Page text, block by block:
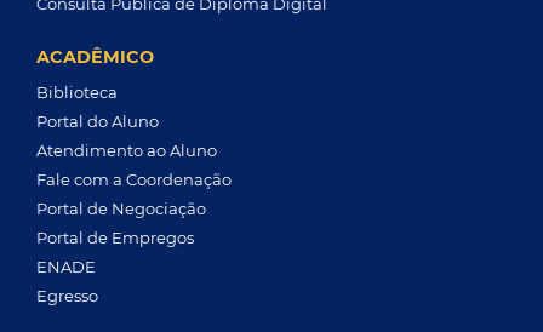
ACADÊMICO
Biblioteca
Portal do Aluno
Atendimento ao Aluno
Fale com a Coordenação
Portal de Negociação
Portal de Empregos
ENADE
Egresso